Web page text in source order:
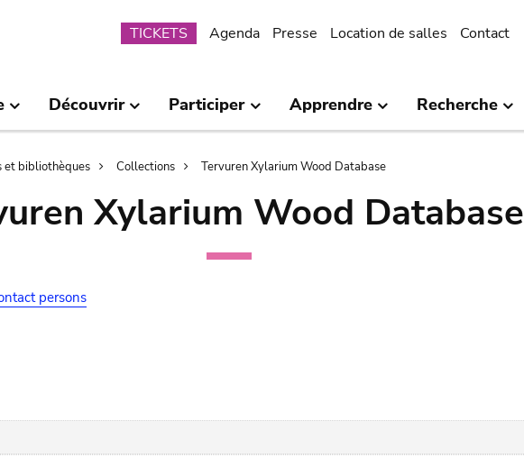
Submenu
TICKETS Agenda Presse Location de salles Contact
Découvrir Participer Apprendre Recherche
et bibliothèques Collections Tervuren Xylarium Wood Database
Xylarium Wood Database
persons